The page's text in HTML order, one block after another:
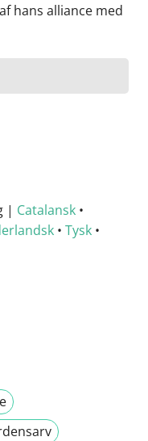
hans alliance med
| Catalansk•
• Tysk •